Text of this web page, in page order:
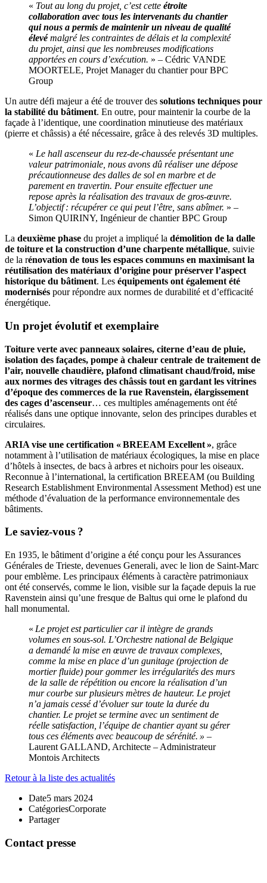
« Tout au long du projet, c’est cette étroite
collaboration avec tous les intervenants du chantier
qui nous a permis de maintenir un niveau de qualité
élevémalgré les contraintes de délais et la complexité
du projet, ainsi que les nombreuses modifications
apportées en cours d’exécution. » – Cédric VANDE
MOORTELE, Projet Manager du chantier pour BPC
Group
Un autre défi majeur a été de trouver des solutions techniques pour
la stabilité du bâtiment. En outre, pour maintenir la courbe de la
façade à l’identique, une coordination minutieuse des matériaux
(pierre et châssis) a été nécessaire, grâce à des relevés 3D multiples.
« Le hall ascenseur du rez-de-chaussée présentant une
valeur patrimoniale, nous avons dû réaliser une dépose
précautionneuse des dalles de sol en marbre et de
parement en travertin. Pour ensuite effectuer une
repose après la réalisation des travaux de gros-œuvre.
L’objectif : récupérer ce qui peut l’être, sans abîmer. » –
Simon QUIRINY, Ingénieur de chantier BPC Group
La deuxième phase du projet a impliqué la démolition de la dalle
de toiture et la construction d’une charpente métallique, suivie
de la rénovation de tous les espaces communs en maximisant la
réutilisation des matériaux d’origine pour préserver l’aspect
historique du bâtiment. Les équipements ont également été
modernisés pour répondre aux normes de durabilité et d’efficacité
énergétique.
Un projet évolutif et exemplaire
Toiture verte avec panneaux solaires, citerne d’eau de pluie,
isolation des façades, pompe à chaleur centrale de traitement de
l’air, nouvelle chaudière, plafond climatisant chaud/froid, mise
aux normes des vitrages des châssis tout en gardant les vitrines
d’époque des commerces de la rue Ravenstein, élargissement
des cages d’ascenseur… ces multiples aménagements ont été
réalisés dans une optique innovante, selon des principes durables et
circulaires.
ARIA vise une certification « BREEAM Excellent », grâce
notamment à l’utilisation de matériaux écologiques, la mise en place
d’hôtels à insectes, de bacs à arbres et nichoirs pour les oiseaux.
Reconnue à l’international, la certification BREEAM (ou Building
Research Establishment Environmental Assessment Method) est une
méthode d’évaluation de la performance environnementale des
bâtiments.
Le saviez-vous ?
En 1935, le bâtiment d’origine a été conçu pour les Assurances
Générales de Trieste, devenues Generali, avec le lion de Saint-Marc
pour emblème. Les principaux éléments à caractère patrimoniaux
ont été conservés, comme le lion, visible sur la façade depuis la rue
Ravenstein ainsi qu’une fresque de Baltus qui orne le plafond du
hall monumental.
« Le projet est particulier car il intègre de grands
volumes en sous-sol. L’Orchestre national de Belgique
a demandé la mise en œuvre de travaux complexes,
comme la mise en place d’un gunitage (projection de
mortier fluide) pour gommer les irrégularités des murs
de la salle de répétition ou encore la réalisation d’un
mur courbe sur plusieurs mètres de hauteur. Le projet
n’a jamais cessé d’évoluer sur toute la durée du
chantier. Le projet se termine avec un sentiment de
réelle satisfaction, l’équipe de chantier ayant su gérer
tous ces éléments avec beaucoup de sérénité. » –
Laurent GALLAND, Architecte – Administrateur
Montois Architects
Retour à la liste des actualités
Date5 mars 2024
CatégoriesCorporate
Partager
Contact presse